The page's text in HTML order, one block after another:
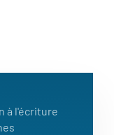
à l'écriture